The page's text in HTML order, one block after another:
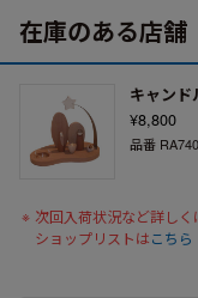
在庫のある店舗
キャンド
¥8,800
品番 RA740
次回入荷状況など詳しく
ショップリストはこちら